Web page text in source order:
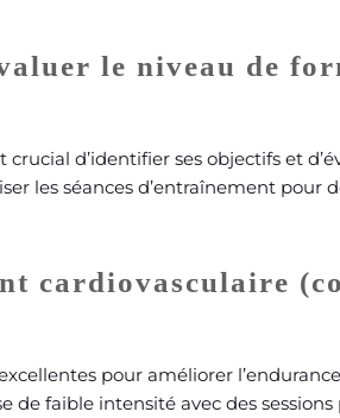
le niveau de
d’identifier ses objectifs et
les séances d’entraînement pour
cardiovasculaire
pour améliorer l’endurance
de faible intensité avec des